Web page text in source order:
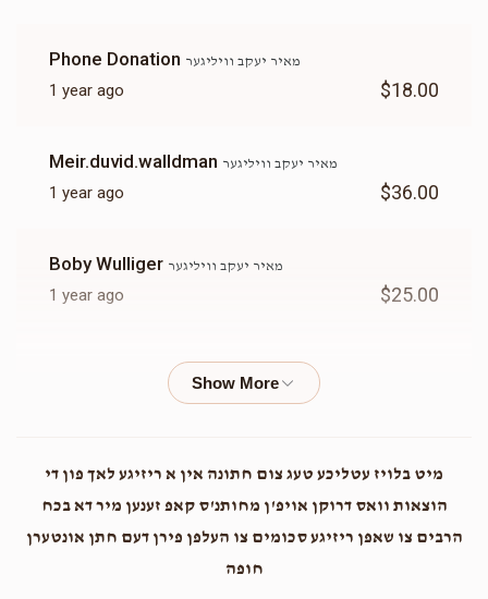
Phone Donation מאיר יעקב וויליגער
1 year ago $18.00
Meir.duvid.walldman מאיר יעקב וויליגער
1 year ago $36.00
Boby Wulliger מאיר יעקב וויליגער
1 year ago $25.00
מרדכי ווייס
החתן ישעי מאנדל מאיר יעקב וויליגער
1 year ago $100.00
מאיר יעקב וויליגער
מיט בלויז עטליכע טעג צום חתונה אין א ריזיגע לאך פון די
הוצאות וואס דרוקן אויפ'ן מחותנ'ס קאפ זענען מיר דא בכח
הרבים צו שאפן ריזיגע סכומים צו העלפן פירן דעם חתן אונטערן
חופה